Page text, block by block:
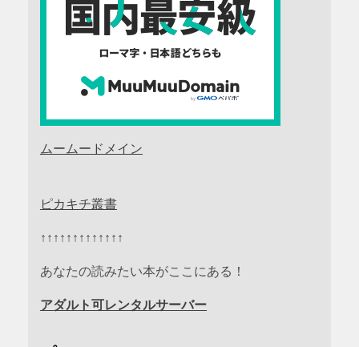
ムームードメイン
ピカキチ叢書
↑↑↑↑↑↑↑↑↑↑↑↑↑
あなたの読みたい本がここにある！
アダルト可レンタルサーバー